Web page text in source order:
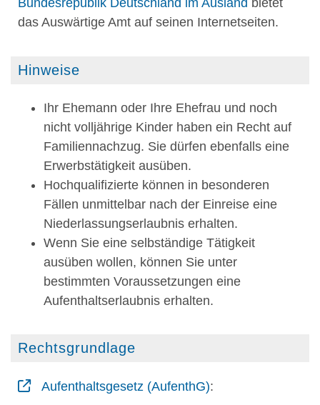
Bundesrepublik Deutschland im Ausland bietet
das Auswärtige Amt auf seinen Internetseiten.
Hinweise
Ihr Ehemann oder Ihre Ehefrau und noch
nicht volljährige Kinder haben ein Recht auf
Familiennachzug. Sie dürfen ebenfalls eine
Erwerbstätigkeit ausüben.
Hochqualifizierte können in besonderen
Fällen unmittelbar nach der Einreise eine
Niederlassungserlaubnis erhalten.
Wenn Sie eine selbständige Tätigkeit
ausüben wollen, können Sie unter
bestimmten Voraussetzungen eine
Aufenthaltserlaubnis erhalten.
Rechtsgrundlage
Aufenthaltsgesetz (AufenthG):